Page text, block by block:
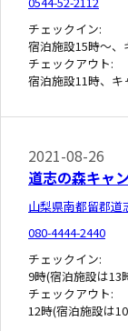
チェックイン:
宿泊施設15時～、
チェックアウト:
宿泊施設11時、キ
2021-08-26
道志の森キャ
山梨県南都留郡道
080-4444-2440
チェックイン:
9時(宿泊施設は13
チェックアウト:
12時(宿泊施設は